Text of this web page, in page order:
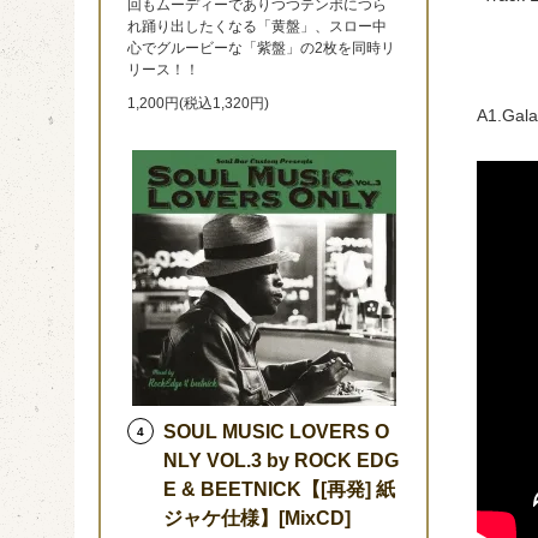
回もムーディーでありつつテンポにつら
れ踊り出したくなる「黄盤」、スロー中
心でグルービーな「紫盤」の2枚を同時リ
リース！！
1,200円(税込1,320円)
4
SOUL MUSIC LOVERS O
NLY VOL.3 by ROCK EDG
E & BEETNICK【[再発] 紙
ジャケ仕様】[MixCD]